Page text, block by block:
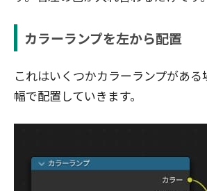
カラーランプを左から配置
これはいくつかカラーランプがあ
幅で配置していきます。